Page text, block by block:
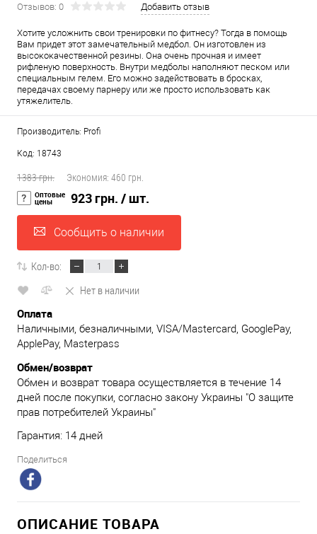
Отзывов: 0 Добавить отзыв
Хотите усложнить свои тренировки по фитнесу? Тогда в помощь
Вам придет этот замечательный медбол. Он изготовлен из
высококачественной резины. Она очень прочная и имеет
рифленую поверхность. Внутри медболы наполняют песком или
специальным гелем. Его можно задействовать в бросках,
передачах своему парнеру или же просто использовать как
утяжелитель.
Производитель: Profi
Код: 18743
1383 грн. Экономия: 460 грн.
Оптовые
цены 923 грн. / шт.
Сообщить о наличии
Кол-во:
Нет в наличии
Оплата
Наличными, безналичными, VISA/Mastercard, GooglePay,
ApplePay, Masterpass
Обмен/возврат
Обмен и возврат товара осуществляется в течение 14
дней после покупки, согласно закону Украины "О защите
прав потребителей Украины"
Гарантия: 14 дней
Поделиться
ОПИСАНИЕ ТОВАРА